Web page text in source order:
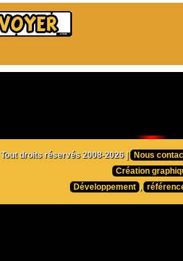
Tout droits réservés 2008-2026 |
Nous
Création
Développement ,